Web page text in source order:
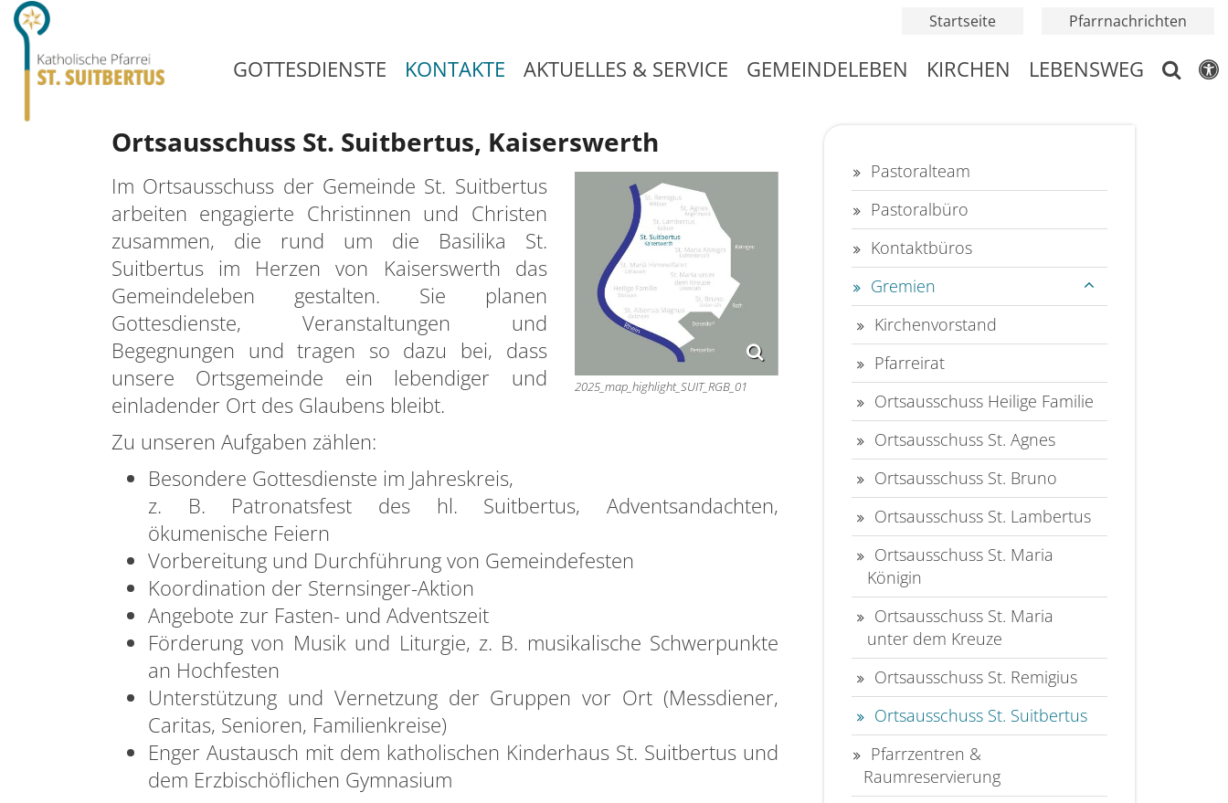
Startseite Pfarrnachrichten
GOTTESDIENSTE KONTAKTE AKTUELLES & SERVICE GEMEINDELEBEN KIRCHEN LEBENSWEG
Ortsausschuss St. Suitbertus, Kaiserswerth
2025_map_highlight_SUIT_RGB_01
Im Ortsausschuss der Gemeinde St. Suitbertus
arbeiten engagierte Christinnen und Christen
zusammen, die rund um die Basilika St.
Suitbertus im Herzen von Kaiserswerth das
Gemeindeleben gestalten. Sie planen
Gottesdienste, Veranstaltungen und
Begegnungen und tragen so dazu bei, dass
unsere Ortsgemeinde ein lebendiger und
einladender Ort des Glaubens bleibt.
Zu unseren Aufgaben zählen:
Besondere Gottesdienste im Jahreskreis,
z. B. Patronatsfest des hl. Suitbertus, Adventsandachten,
ökumenische Feiern
Vorbereitung und Durchführung von Gemeindefesten
Koordination der Sternsinger-Aktion
Angebote zur Fasten- und Adventszeit
Förderung von Musik und Liturgie, z. B. musikalische Schwerpunkte
an Hochfesten
Unterstützung und Vernetzung der Gruppen vor Ort (Messdiener,
Caritas, Senioren, Familienkreise)
Enger Austausch mit dem katholischen Kinderhaus St. Suitbertus und
dem Erzbischöflichen Gymnasium
Pastoralteam
Pastoralbüro
Kontaktbüros
Gremien
Kirchenvorstand
Pfarreirat
Ortsausschuss Heilige Familie
Ortsausschuss St. Agnes
Ortsausschuss St. Bruno
Ortsausschuss St. Lambertus
Ortsausschuss St. Maria
Königin
Ortsausschuss St. Maria
unter dem Kreuze
Ortsausschuss St. Remigius
Ortsausschuss St. Suitbertus
Pfarrzentren &
Raumreservierung